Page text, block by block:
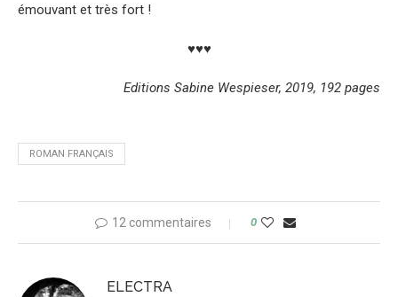
émouvant et très fort !
♥♥♥
Editions Sabine Wespieser, 2019, 192 pages
ROMAN FRANÇAIS
12 commentaires 0
ELECTRA